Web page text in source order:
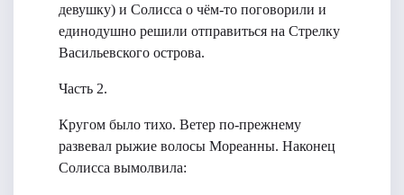
девушку) и Солисса о чём-то поговорили и
единодушно решили отправиться на Стрелку
Васильевского острова.
Часть 2.
Кругом было тихо. Ветер по-прежнему
развевал рыжие волосы Мореанны. Наконец
Солисса вымолвила: